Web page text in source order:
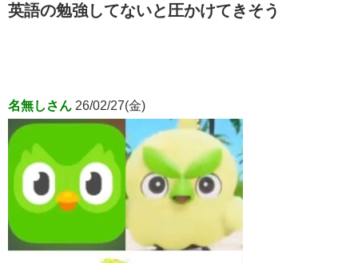
英語の勉強してないと圧かけてきそう
名無しさん 26/02/27(金)